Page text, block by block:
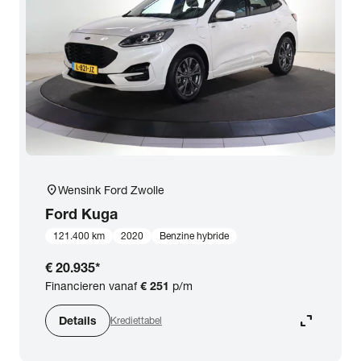
BTW (aftrekbaar) / Marge (BTW niet aftrekbaar)expand_more
Merk & Model
Ford close
Prijs
Bouwjaar
Staat van de auto
Brandstof
location_onWensink Ford Zwolle
Ford Kuga
121.400 km 2020 Benzine hybride
€ 20.935*
Financieren vanaf€ 251 p/m
Details Krediettabel expand_content